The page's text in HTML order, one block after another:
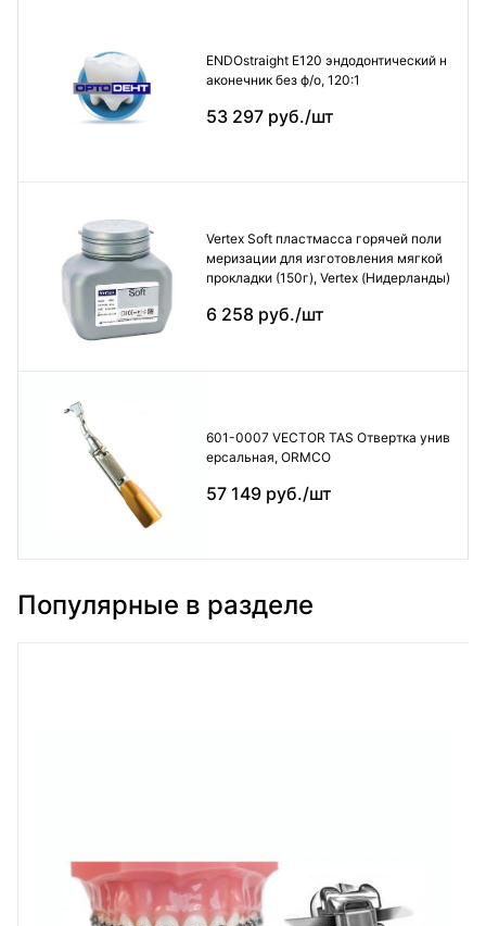
ENDOstraight E120 эндодонтический н
аконечник без ф/о, 120:1
53 297 руб./шт
Vertex Soft пластмасса горячей поли
меризации для изготовления мягкой
прокладки (150г), Vertex (Нидерланды)
6 258 руб./шт
601-0007 VECTOR TAS Отвертка унив
ерсальная, ORMCO
57 149 руб./шт
Популярные в разделе